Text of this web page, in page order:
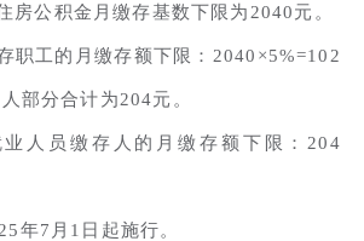
房公积金月缴存基数下限为2040元。
职工的月缴存额下限：2040×5%=102
部分合计为204元。
人员缴存人的月缴存额下限：204
年7月1日起施行。